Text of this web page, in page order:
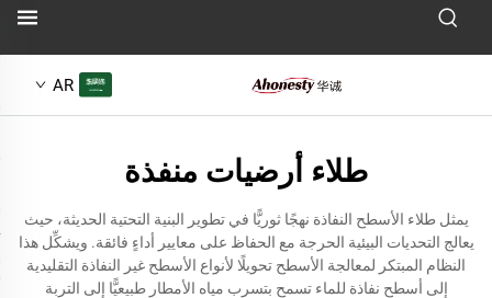
AR
طلاء أرضيات منفذة
يمثل طلاء الأسطح النفاذة نهجًا ثوريًّا في تطوير البنية التحتية الحديثة، حيث
يعالج التحديات البيئية الحرجة مع الحفاظ على معايير أداءٍ فائقة. ويشكِّل هذا
النظام المبتكر لمعالجة الأسطح تحويلًا لأنواع الأسطح غير النفاذة التقليدية
إلى أسطح نفاذة للماء تسمح بتسرب مياه الأمطار طبيعيًّا إلى التربة